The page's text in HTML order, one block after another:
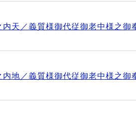
天／義質様御代従御老中様之御
地／義質様御代従御老中様之御